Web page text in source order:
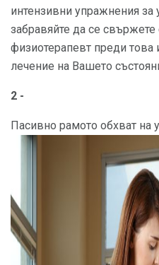
интензивни упражнения
забравяйте да се
физиотерапевт преди това
лечение на Вашето
2 -
Пасивно рамото обхват на